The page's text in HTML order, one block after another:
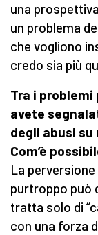
una
un problema
che vogliono
credo sia più
Tra i
avete
degli abusi
Com’è
La
purtroppo può
tratta solo di
con una forza